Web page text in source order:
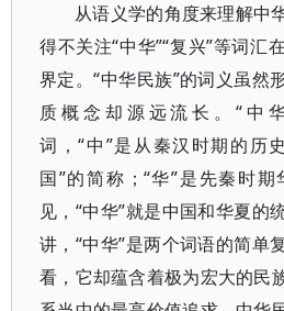
从语义学的角度来理解中
得不关注“中华”“复兴”等词汇
界定。“中华民族”的词义虽然
质概念却源远流长。“中
词，“中”是从秦汉时期的历
国”的简称；“华”是先秦时
见，“中华”就是中国和华夏的
讲，“中华”是两个词语的简单
看，它却蕴含着极为宏大的民